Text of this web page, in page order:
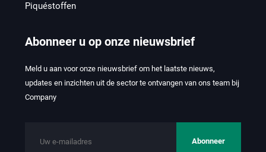
Piquéstoffen
Abonneer u op onze nieuwsbrief
Meld u aan voor onze nieuwsbrief om het laatste nieuws,
updates en inzichten uit de sector te ontvangen van ons team bij
Company
Abonneer